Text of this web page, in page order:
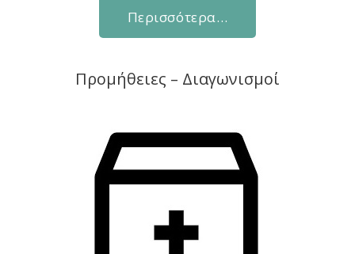
Περισσότερα…
Προμήθειες – Διαγωνισμοί